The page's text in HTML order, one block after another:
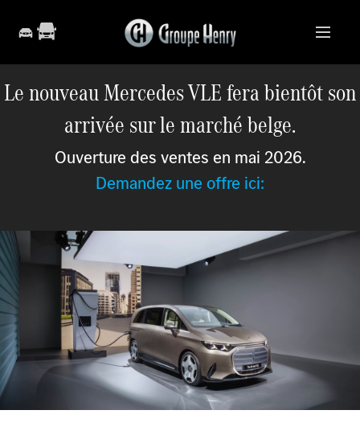
Le nouveau Mercedes VLE fera bientôt son
arrivée sur le marché belge.
Ouverture des ventes en mai 2026.
Demandez une offre ici: